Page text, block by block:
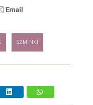
SZMINKI